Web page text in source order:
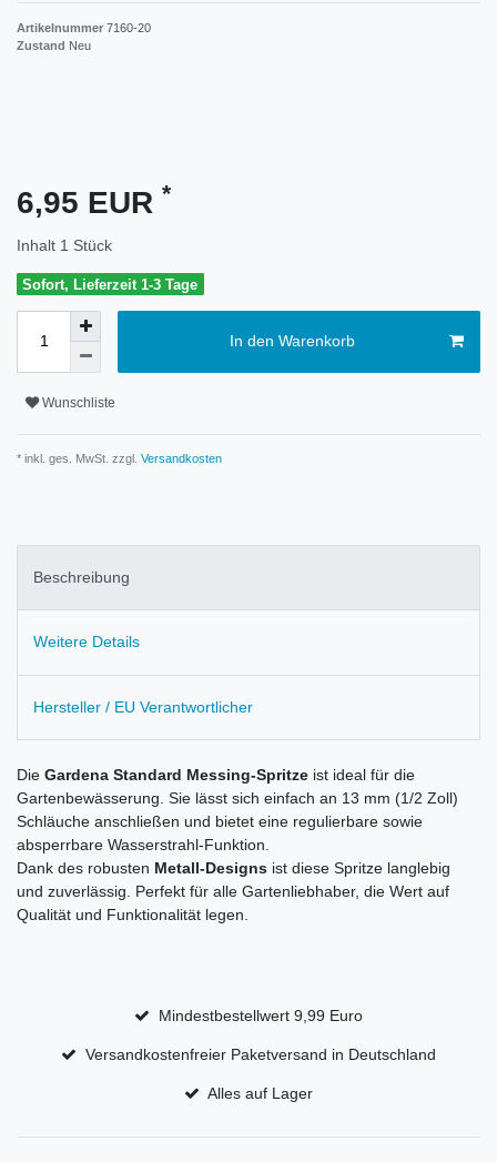
Artikelnummer 7160-20
Zustand Neu
6,95 EUR *
Inhalt 1 Stück
Sofort, Lieferzeit 1-3 Tage
In den Warenkorb
Wunschliste
* inkl. ges. MwSt. zzgl. Versandkosten
Beschreibung
Weitere Details
Hersteller / EU Verantwortlicher
Die Gardena Standard Messing-Spritze ist ideal für die
Gartenbewässerung. Sie lässt sich einfach an 13 mm (1/2 Zoll)
Schläuche anschließen und bietet eine regulierbare sowie
absperrbare Wasserstrahl-Funktion.
Dank des robusten Metall-Designs ist diese Spritze langlebig
und zuverlässig. Perfekt für alle Gartenliebhaber, die Wert auf
Qualität und Funktionalität legen.
Mindestbestellwert 9,99 Euro
Versandkostenfreier Paketversand in Deutschland
Alles auf Lager